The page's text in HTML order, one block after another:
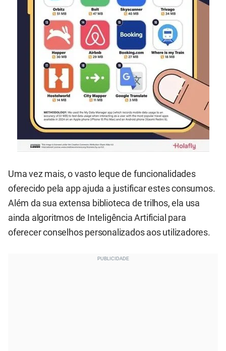
Uma vez mais, o vasto leque de funcionalidades
oferecido pela app ajuda a justificar estes consumos.
Além da sua extensa biblioteca de trilhos, ela usa
ainda algoritmos de Inteligência Artificial para
oferecer conselhos personalizados aos utilizadores.